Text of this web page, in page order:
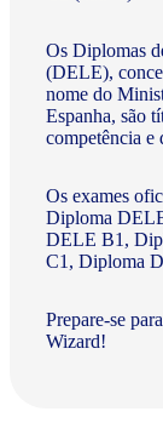
Os Diplomas
(DELE),
nome do
Espanha, são
competência e
Os exames
Diploma
DELE B1,
C1, Diploma
Prepare-se
Wizard!